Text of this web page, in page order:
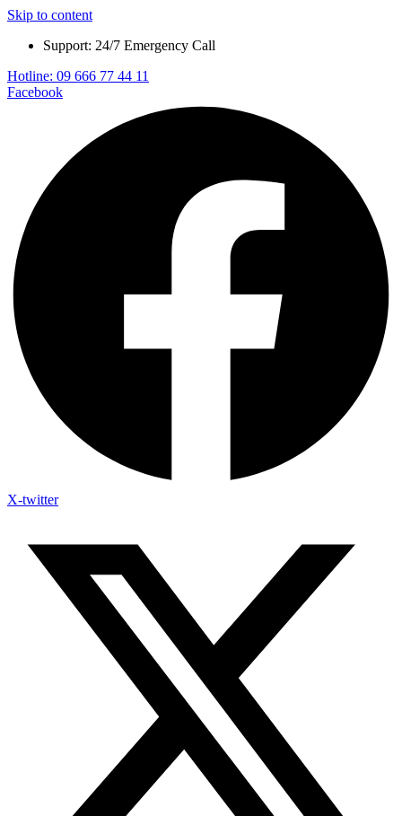
Skip to content
Support: 24/7 Emergency Call
Hotline: 09 666 77 44 11
Facebook
X-twitter